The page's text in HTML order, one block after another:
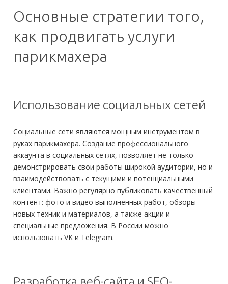
Основные стратегии того,
как продвигать услуги
парикмахера
Использование социальных сетей
Социальные сети являются мощным инструментом в
руках парикмахера. Создание профессионального
аккаунта в социальных сетях, позволяет не только
демонстрировать свои работы широкой аудитории, но и
взаимодействовать с текущими и потенциальными
клиентами. Важно регулярно публиковать качественный
контент: фото и видео выполненных работ, обзоры
новых техник и материалов, а также акции и
специальные предложения. В России можно
использовать VK и Telegram.